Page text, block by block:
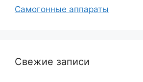
Самогонные аппараты
Свежие записи